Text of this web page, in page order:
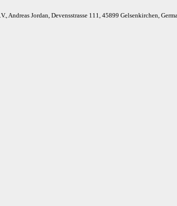
Andreas Jordan, Devensstrasse 111, 45899 Gelsenkirchen,